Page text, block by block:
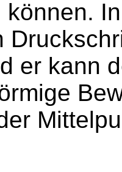
können.
er kann